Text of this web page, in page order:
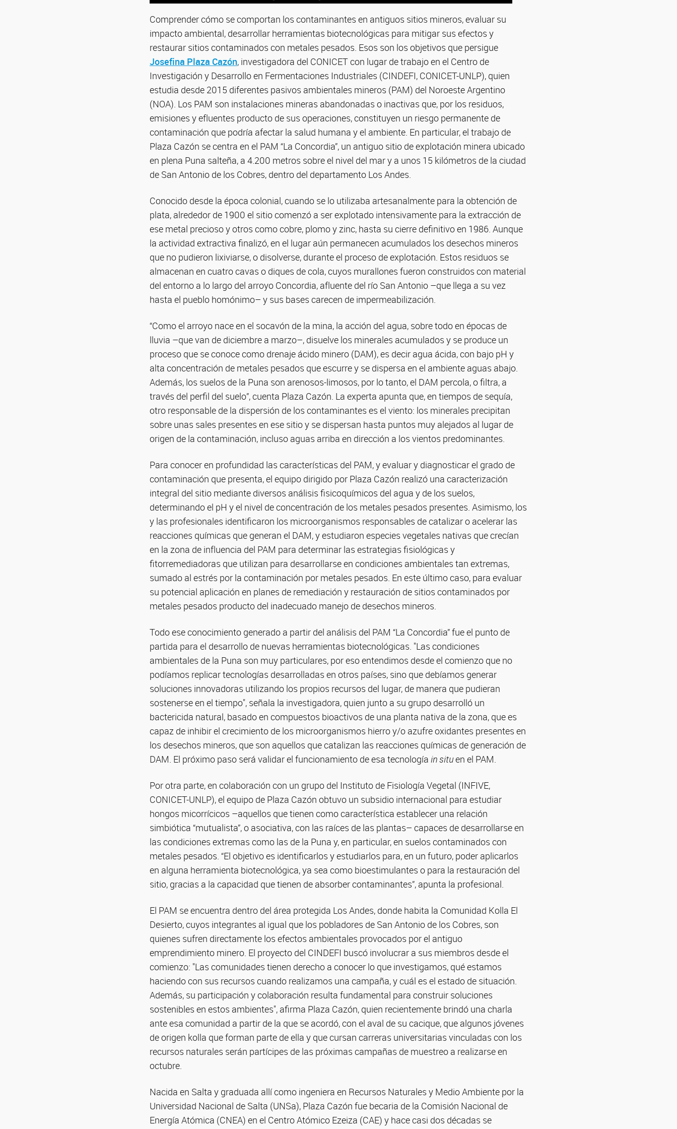
Comprender cómo se comportan los contaminantes en antiguos sitios mineros, evaluar su
impacto ambiental, desarrollar herramientas biotecnológicas para mitigar sus efectos y
restaurar sitios contaminados con metales pesados. Esos son los objetivos que persigue
Josefina Plaza Cazón, investigadora del CONICET con lugar de trabajo en el Centro de
Investigación y Desarrollo en Fermentaciones Industriales (CINDEFI, CONICET-UNLP), quien
estudia desde 2015 diferentes pasivos ambientales mineros (PAM) del Noroeste Argentino
(NOA). Los PAM son instalaciones mineras abandonadas o inactivas que, por los residuos,
emisiones y efluentes producto de sus operaciones, constituyen un riesgo permanente de
contaminación que podría afectar la salud humana y el ambiente. En particular, el trabajo de
Plaza Cazón se centra en el PAM “La Concordia”, un antiguo sitio de explotación minera ubicado
en plena Puna salteña, a 4.200 metros sobre el nivel del mar y a unos 15 kilómetros de la ciudad
de San Antonio de los Cobres, dentro del departamento Los Andes.
Conocido desde la época colonial, cuando se lo utilizaba artesanalmente para la obtención de
plata, alrededor de 1900 el sitio comenzó a ser explotado intensivamente para la extracción de
ese metal precioso y otros como cobre, plomo y zinc, hasta su cierre definitivo en 1986. Aunque
la actividad extractiva finalizó, en el lugar aún permanecen acumulados los desechos mineros
que no pudieron lixiviarse, o disolverse, durante el proceso de explotación. Estos residuos se
almacenan en cuatro cavas o diques de cola, cuyos murallones fueron construidos con material
del entorno a lo largo del arroyo Concordia, afluente del río San Antonio –que llega a su vez
hasta el pueblo homónimo– y sus bases carecen de impermeabilización.
“Como el arroyo nace en el socavón de la mina, la acción del agua, sobre todo en épocas de
lluvia –que van de diciembre a marzo–, disuelve los minerales acumulados y se produce un
proceso que se conoce como drenaje ácido minero (DAM), es decir agua ácida, con bajo pH y
alta concentración de metales pesados que escurre y se dispersa en el ambiente aguas abajo.
Además, los suelos de la Puna son arenosos-limosos, por lo tanto, el DAM percola, o filtra, a
través del perfil del suelo”, cuenta Plaza Cazón. La experta apunta que, en tiempos de sequía,
otro responsable de la dispersión de los contaminantes es el viento: los minerales precipitan
sobre unas sales presentes en ese sitio y se dispersan hasta puntos muy alejados al lugar de
origen de la contaminación, incluso aguas arriba en dirección a los vientos predominantes.
Para conocer en profundidad las características del PAM, y evaluar y diagnosticar el grado de
contaminación que presenta, el equipo dirigido por Plaza Cazón realizó una caracterización
integral del sitio mediante diversos análisis fisicoquímicos del agua y de los suelos,
determinando el pH y el nivel de concentración de los metales pesados presentes. Asimismo, los
y las profesionales identificaron los microorganismos responsables de catalizar o acelerar las
reacciones químicas que generan el DAM, y estudiaron especies vegetales nativas que crecían
en la zona de influencia del PAM para determinar las estrategias fisiológicas y
fitorremediadoras que utilizan para desarrollarse en condiciones ambientales tan extremas,
sumado al estrés por la contaminación por metales pesados. En este último caso, para evaluar
su potencial aplicación en planes de remediación y restauración de sitios contaminados por
metales pesados producto del inadecuado manejo de desechos mineros.
Todo ese conocimiento generado a partir del análisis del PAM “La Concordia” fue el punto de
partida para el desarrollo de nuevas herramientas biotecnológicas. "Las condiciones
ambientales de la Puna son muy particulares, por eso entendimos desde el comienzo que no
podíamos replicar tecnologías desarrolladas en otros países, sino que debíamos generar
soluciones innovadoras utilizando los propios recursos del lugar, de manera que pudieran
sostenerse en el tiempo", señala la investigadora, quien junto a su grupo desarrolló un
bactericida natural, basado en compuestos bioactivos de una planta nativa de la zona, que es
capaz de inhibir el crecimiento de los microorganismos hierro y/o azufre oxidantes presentes en
los desechos mineros, que son aquellos que catalizan las reacciones químicas de generación de
DAM. El próximo paso será validar el funcionamiento de esa tecnología in situen el PAM.
Por otra parte, en colaboración con un grupo del Instituto de Fisiología Vegetal (INFIVE,
CONICET-UNLP), el equipo de Plaza Cazón obtuvo un subsidio internacional para estudiar
hongos micorrícicos –aquellos que tienen como característica establecer una relación
simbiótica “mutualista”, o asociativa, con las raíces de las plantas– capaces de desarrollarse en
las condiciones extremas como las de la Puna y, en particular, en suelos contaminados con
metales pesados. “El objetivo es identificarlos y estudiarlos para, en un futuro, poder aplicarlos
en alguna herramienta biotecnológica, ya sea como bioestimulantes o para la restauración del
sitio, gracias a la capacidad que tienen de absorber contaminantes”, apunta la profesional.
El PAM se encuentra dentro del área protegida Los Andes, donde habita la Comunidad Kolla El
Desierto, cuyos integrantes al igual que los pobladores de San Antonio de los Cobres, son
quienes sufren directamente los efectos ambientales provocados por el antiguo
emprendimiento minero. El proyecto del CINDEFI buscó involucrar a sus miembros desde el
comienzo: "Las comunidades tienen derecho a conocer lo que investigamos, qué estamos
haciendo con sus recursos cuando realizamos una campaña, y cuál es el estado de situación.
Además, su participación y colaboración resulta fundamental para construir soluciones
sostenibles en estos ambientes", afirma Plaza Cazón, quien recientemente brindó una charla
ante esa comunidad a partir de la que se acordó, con el aval de su cacique, que algunos jóvenes
de origen kolla que forman parte de ella y que cursan carreras universitarias vinculadas con los
recursos naturales serán partícipes de las próximas campañas de muestreo a realizarse en
octubre.
Nacida en Salta y graduada allí como ingeniera en Recursos Naturales y Medio Ambiente por la
Universidad Nacional de Salta (UNSa), Plaza Cazón fue becaria de la Comisión Nacional de
Energía Atómica (CNEA) en el Centro Atómico Ezeiza (CAE) y hace casi dos décadas se